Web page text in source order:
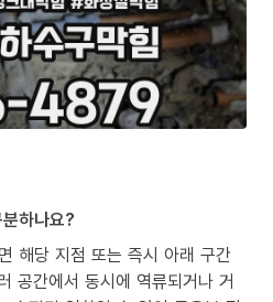
하나요?
해당 지점 또는 즉시 아래 구간
공간에서 동시에 역류되거나 거